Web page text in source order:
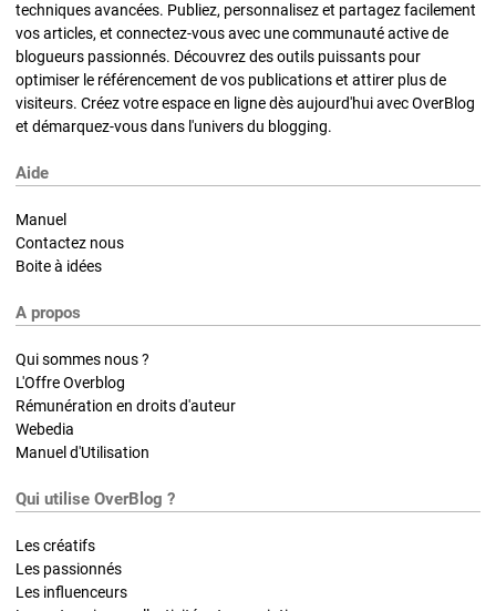
techniques avancées. Publiez, personnalisez et partagez facilement
vos articles, et connectez-vous avec une communauté active de
blogueurs passionnés. Découvrez des outils puissants pour
optimiser le référencement de vos publications et attirer plus de
visiteurs. Créez votre espace en ligne dès aujourd'hui avec OverBlog
et démarquez-vous dans l'univers du blogging.
Aide
Manuel
Contactez nous
Boite à idées
A propos
Qui sommes nous ?
L'Offre Overblog
Rémunération en droits d'auteur
Webedia
Manuel d'Utilisation
Qui utilise OverBlog ?
Les créatifs
Les passionnés
Les influenceurs